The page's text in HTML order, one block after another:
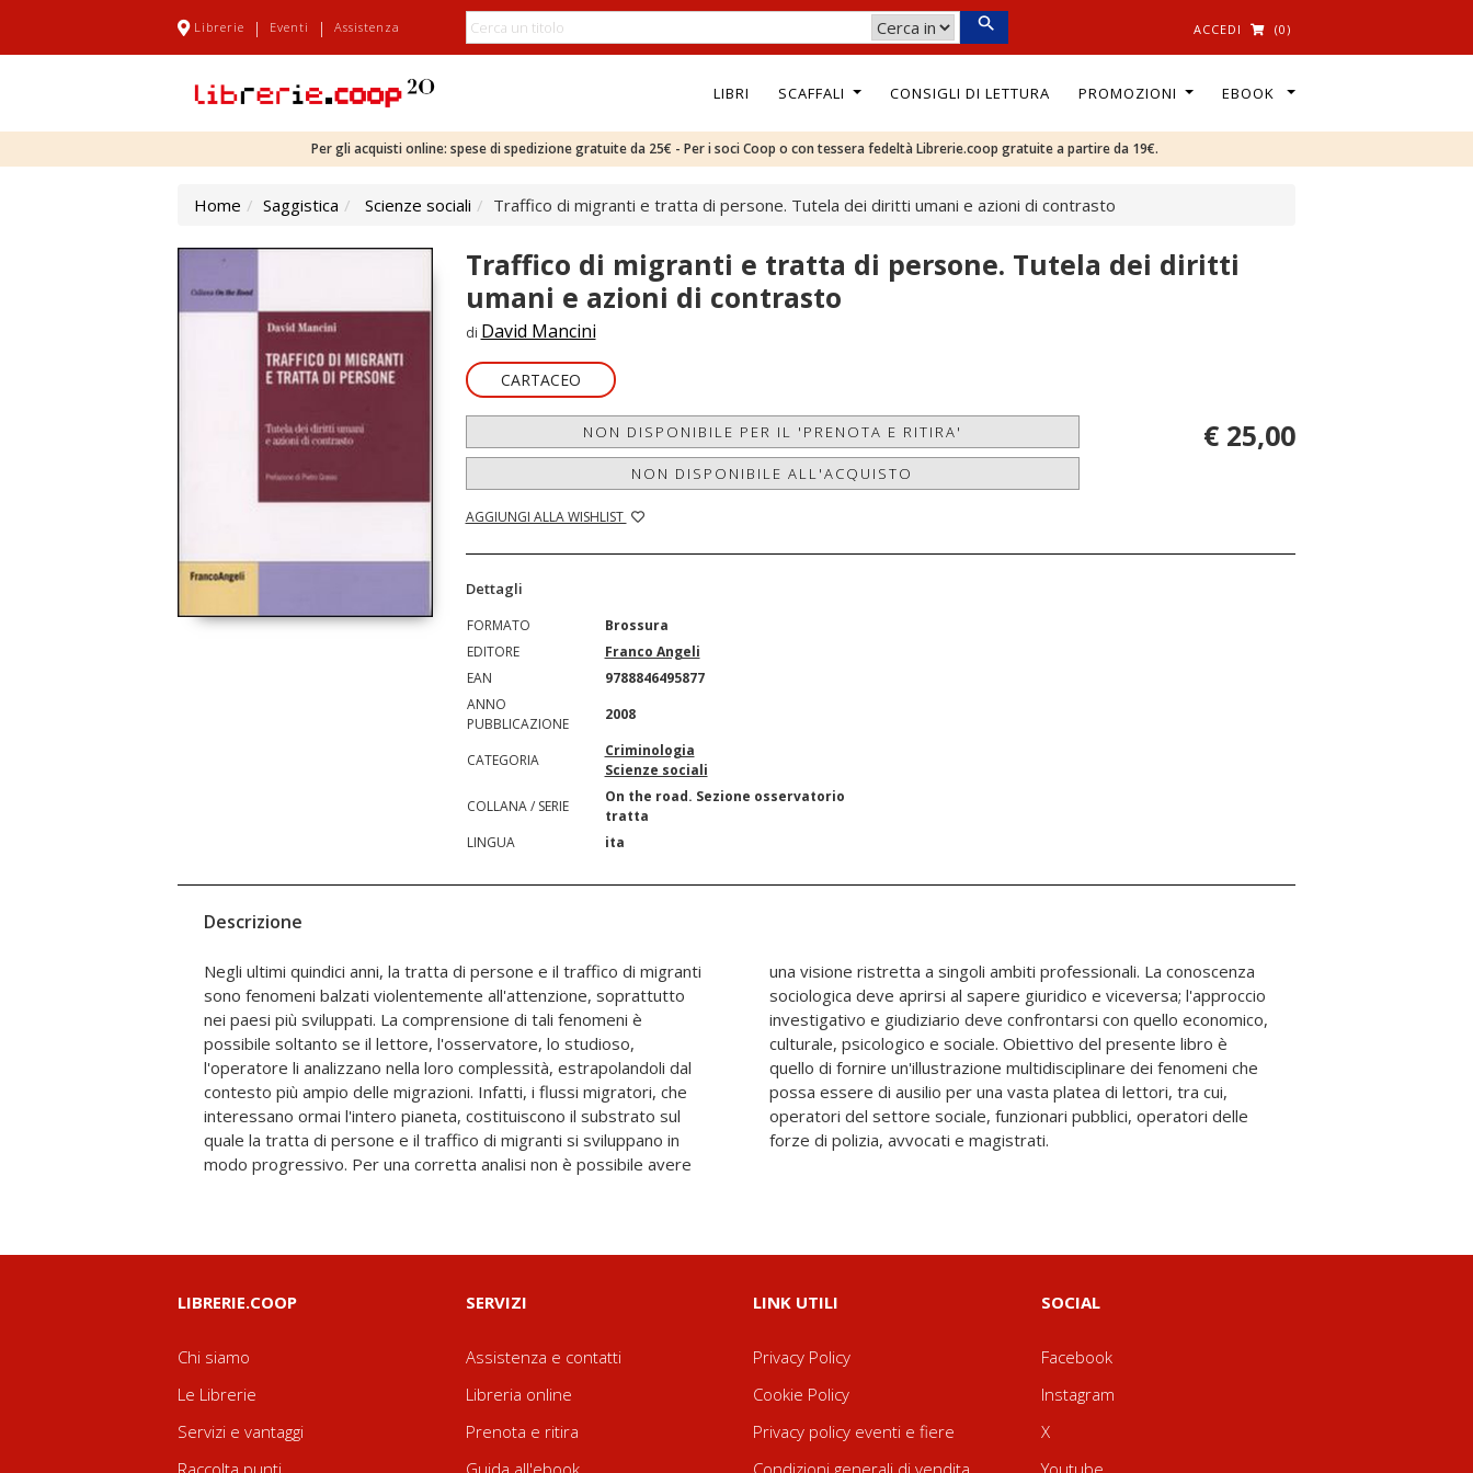
Librerie | Eventi | Assistenza ACCEDI (0)
LIBRI SCAFFALI CONSIGLI DI LETTURA PROMOZIONI EBOOK
Per gli acquisti online: spese di spedizione gratuite da 25€ - Per i soci Coop o con tessera fedeltà Librerie.coop gratuite a partire da 19€.
Home Saggistica Scienze sociali Traffico di migranti e tratta di persone. Tutela dei diritti umani e azioni di contrasto
Traffico di migranti e tratta di persone. Tutela dei diritti
umani e azioni di contrasto
di David Mancini
CARTACEO
NON DISPONIBILE PER IL 'PRENOTA E RITIRA'
NON DISPONIBILE ALL'ACQUISTO
AGGIUNGI ALLA WISHLIST
€ 25,00
Dettagli
FORMATO
Brossura
EDITORE
Franco Angeli
EAN
9788846495877
ANNO
PUBBLICAZIONE
2008
CATEGORIA
Criminologia
Scienze sociali
COLLANA / SERIE
On the road. Sezione osservatorio
tratta
LINGUA
ita
Descrizione
Negli ultimi quindici anni, la tratta di persone e il traffico di migranti
sono fenomeni balzati violentemente all'attenzione, soprattutto
nei paesi più sviluppati. La comprensione di tali fenomeni è
possibile soltanto se il lettore, l'osservatore, lo studioso,
l'operatore li analizzano nella loro complessità, estrapolandoli dal
contesto più ampio delle migrazioni. Infatti, i flussi migratori, che
interessano ormai l'intero pianeta, costituiscono il substrato sul
quale la tratta di persone e il traffico di migranti si sviluppano in
modo progressivo. Per una corretta analisi non è possibile avere
una visione ristretta a singoli ambiti professionali. La conoscenza
sociologica deve aprirsi al sapere giuridico e viceversa; l'approccio
investigativo e giudiziario deve confrontarsi con quello economico,
culturale, psicologico e sociale. Obiettivo del presente libro è
quello di fornire un'illustrazione multidisciplinare dei fenomeni che
possa essere di ausilio per una vasta platea di lettori, tra cui,
operatori del settore sociale, funzionari pubblici, operatori delle
forze di polizia, avvocati e magistrati.
LIBRERIE.COOP
Chi siamo
Le Librerie
Servizi e vantaggi
Raccolta punti
SERVIZI
Assistenza e contatti
Libreria online
Prenota e ritira
Guida all'ebook
LINK UTILI
Privacy Policy
Cookie Policy
Privacy policy eventi e fiere
Condizioni generali di vendita
SOCIAL
Facebook
Instagram
X
Youtube